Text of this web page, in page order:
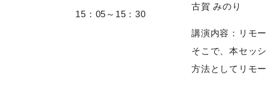
15：05～15：30
古賀 みのり
講演内容：リモ
そこで、本セッ
方法としてリモ